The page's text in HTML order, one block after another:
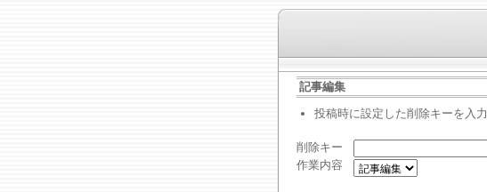
記事編集
投稿時に設定した削除キーを入
削除キー
作業内容